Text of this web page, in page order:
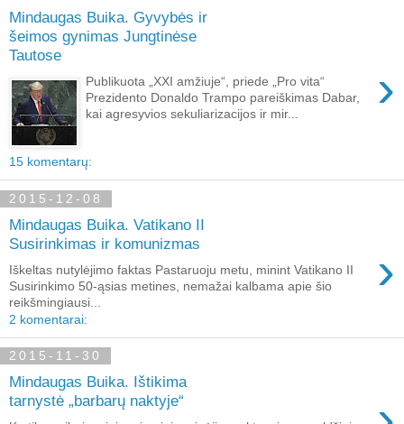
Mindaugas Buika. Gyvybės ir
šeimos gynimas Jungtinėse
Tautose
›
Publikuota „XXI amžiuje“, priede „Pro vita“
Prezidento Donaldo Trampo pareiškimas Dabar,
kai agresyvios sekuliarizacijos ir mir...
15 komentarų:
2015-12-08
Mindaugas Buika. Vatikano II
Susirinkimas ir komunizmas
›
Iškeltas nutylėjimo faktas Pastaruoju metu, minint Vatikano II
Susirinkimo 50-ąsias metines, nemažai kalbama apie šio
reikšmingiausi...
2 komentarai:
2015-11-30
Mindaugas Buika. Ištikima
tarnystė „barbarų naktyje“